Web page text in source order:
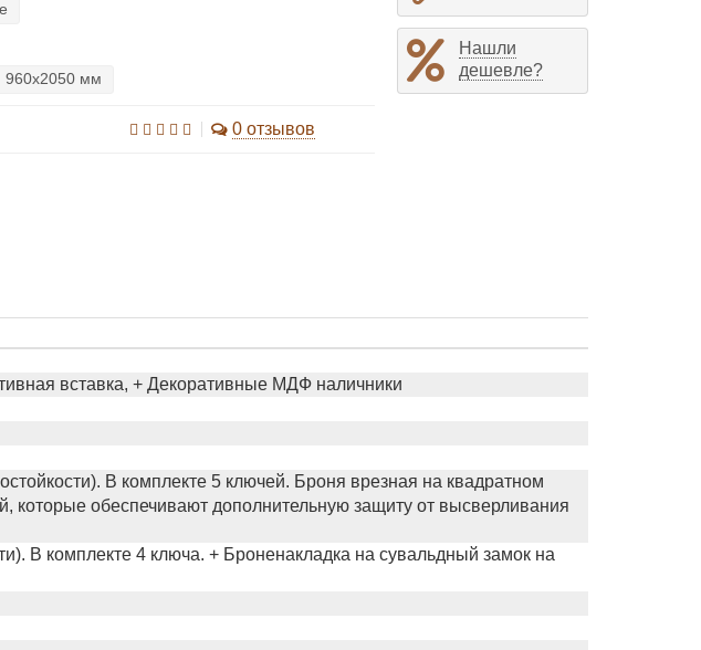
960х2050 мм
0 отзывов
Нашли
дешевле?
вставка, + Декоративные МДФ наличники
В комплекте 5 ключей. Броня врезная на квадратном
которые обеспечивают дополнительную защиту от высверливания
В комплекте 4 ключа. + Броненакладка на сувальдный замок на